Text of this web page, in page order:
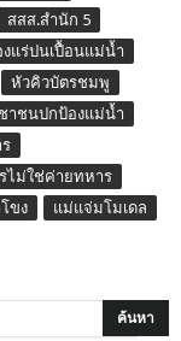
สสส.สำนัก 5
แร่ปนเปื้อนแม่น้ำ
หัวคิวบัตรชมพู
าชนปกป้องแม่น้ำ
ไม่ใช่ค่ายทหาร
ขง
แม่แจ่มโมเดล